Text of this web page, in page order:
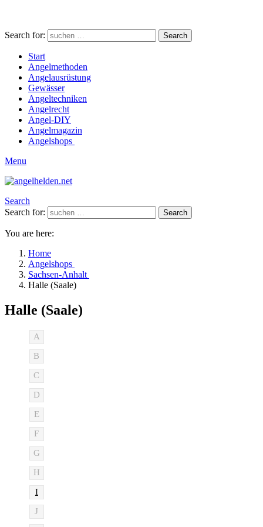
Search for: Search
Start
Angelmethoden
Angelausrüstung
Gewässer
Angeltechniken
Angelrecht
Angel-DIY
Angelmagazin
Angelshops
Menu
Search
Search for:
Search
You are here:
Home
Angelshops
Sachsen-Anhalt
Halle (Saale)
Halle (Saale)
A
B
C
D
E
F
G
H
I
J